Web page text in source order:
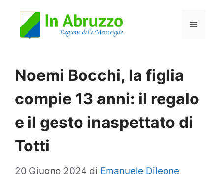
Menu
Noemi Bocchi, la figlia
compie 13 anni: il regalo
e il gesto inaspettato di
Totti
20 Giugno 2024 di Emanuele Dileone